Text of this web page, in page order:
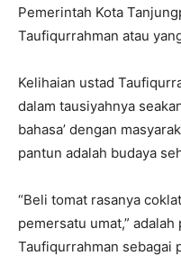
Pemerintah Kota
Taufiqurrahman atau
Kelihaian ustad
dalam tausiyahnya
bahasa’ dengan
pantun adalah budaya
“Beli tomat rasanya
pemersatu umat,”
Taufiqurrahman sebagai